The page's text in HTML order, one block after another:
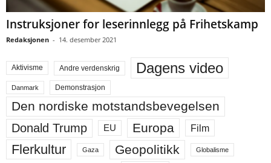
Instruksjoner for leserinnlegg på Frihetskamp
Redaksjonen - 14. desember 2021
Aktivisme Andre verdenskrig Dagens video
Danmark Demonstrasjon
Den nordiske motstandsbevegelsen
Donald Trump EU Europa Film
Flerkultur Gaza Geopolitikk Globalisme